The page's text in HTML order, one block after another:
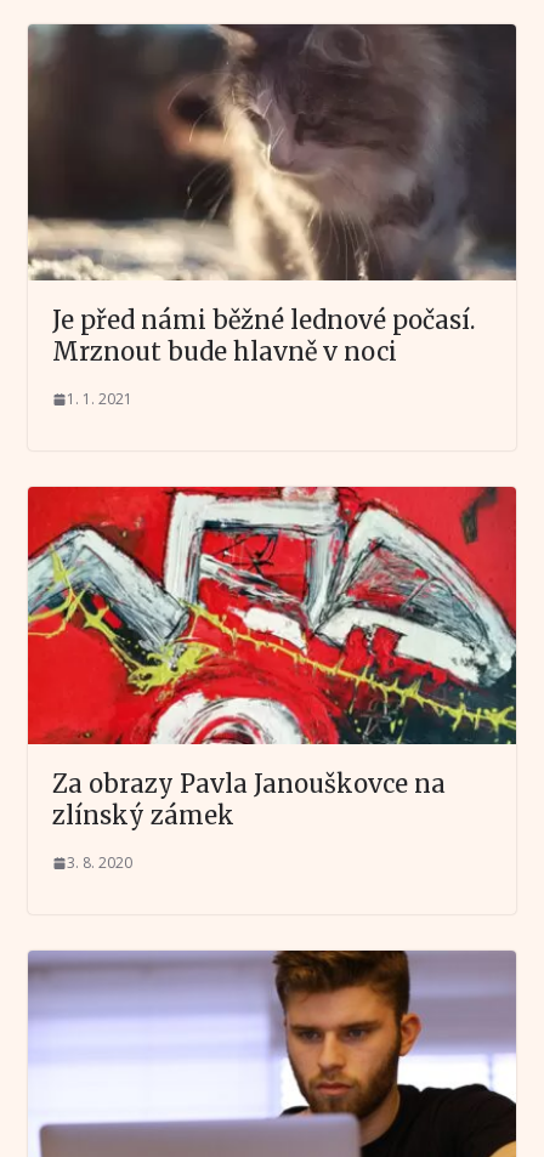
Je před námi běžné lednové počasí.
Mrznout bude hlavně v noci
1. 1. 2021
Za obrazy Pavla Janouškovce na
zlínský zámek
3. 8. 2020